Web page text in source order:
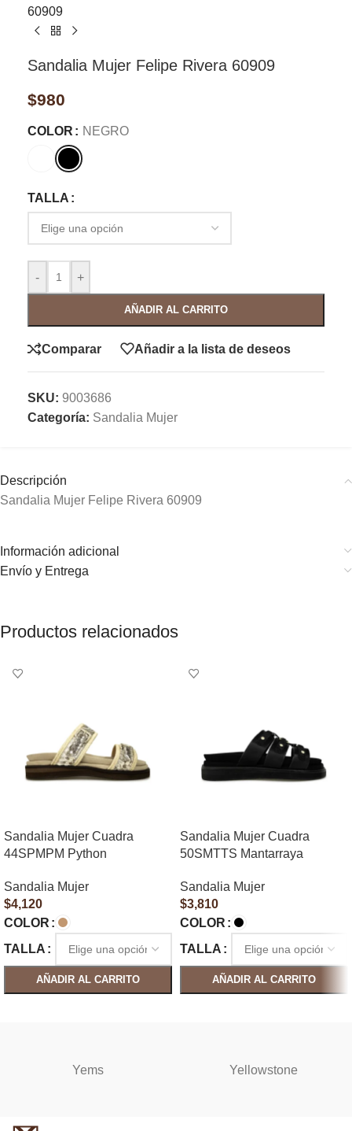
60909
Sandalia Mujer Felipe Rivera 60909
$980
COLOR NEGRO
TALLA
- +
AÑADIR AL CARRITO
Comparar Añadir a la lista de deseos
SKU: 9003686
Categoría: Sandalia Mujer
Descripción
Sandalia Mujer Felipe Rivera 60909
Información adicional
Envío y Entrega
Productos relacionados
Sandalia Mujer Cuadra
44SPMPM Python
Sandalia Mujer
$4,120
COLOR
TALLA
AÑADIR AL CARRITO
Sandalia Mujer Cuadra
50SMTTS Mantarraya
Sandalia Mujer
$3,810
COLOR
TALLA
AÑADIR AL CARRITO
Yems Yellowstone